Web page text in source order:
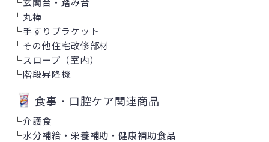
└丸棒
└手すりブラケット
└その他住宅改修部材
└スロープ（室内）
└階段昇降機
食事・口腔ケア関連商品
└介護食
└水分補給・栄養補助・健康補助食品